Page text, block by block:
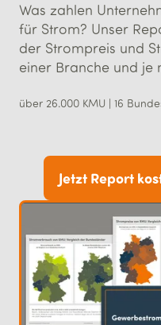
Was zahlen
für Strom? Unser
der Strompreis und
einer Branche und je
über 26.000 KMU | 16
Jetzt Report